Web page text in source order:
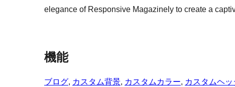
elegance of Responsive Magazinely to create a
機能
ブログ, カスタム背景, カスタムカラー, カスタムヘッ